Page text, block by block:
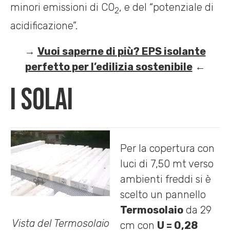
minori emissioni di CO2, e del “potenziale di
acidificazione”.
→ Vuoi saperne di più? EPS isolante
perfetto per l’edilizia sostenibile←
I Solai
Vista del Termosolaio
Per la copertura con
luci di 7,50 mt verso
ambienti freddi si è
scelto un pannello
Termosolaio da 29
cm con U = 0,28